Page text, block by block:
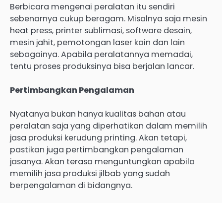
Berbicara mengenai peralatan itu sendiri
sebenarnya cukup beragam. Misalnya saja mesin
heat press, printer sublimasi, software desain,
mesin jahit, pemotongan laser kain dan lain
sebagainya. Apabila peralatannya memadai,
tentu proses produksinya bisa berjalan lancar.
Pertimbangkan Pengalaman
Nyatanya bukan hanya kualitas bahan atau
peralatan saja yang diperhatikan dalam memilih
jasa produksi kerudung printing. Akan tetapi,
pastikan juga pertimbangkan pengalaman
jasanya. Akan terasa menguntungkan apabila
memilih jasa produksi jilbab yang sudah
berpengalaman di bidangnya.